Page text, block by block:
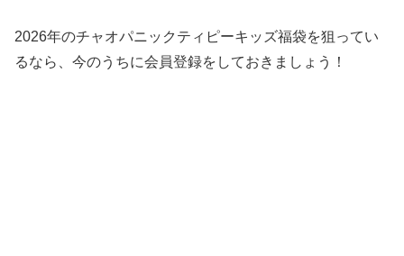
2026年のチャオパニックティピーキッズ福袋を狙ってい
るなら、今のうちに会員登録をしておきましょう！